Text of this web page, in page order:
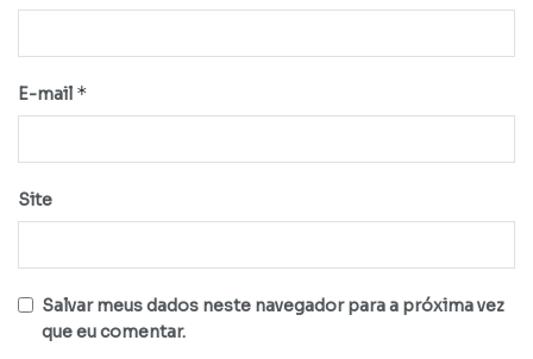
E-mail *
Site
Salvar meus dados neste navegador para a próxima vez
que eu comentar.